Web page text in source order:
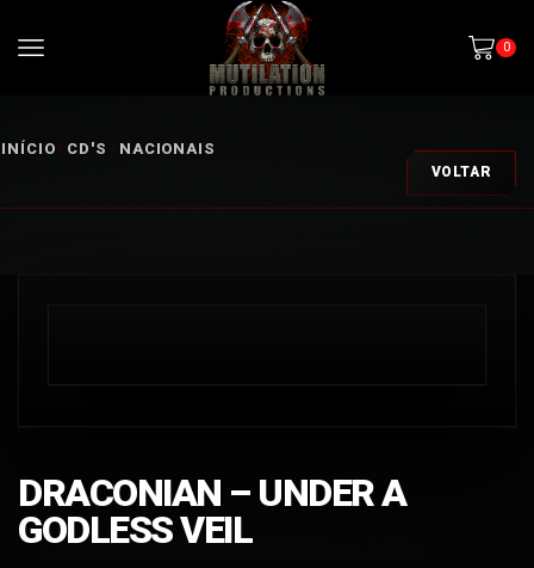
0
INÍCIO CD'S NACIONAIS
VOLTAR
DRACONIAN – UNDER A
GODLESS VEIL